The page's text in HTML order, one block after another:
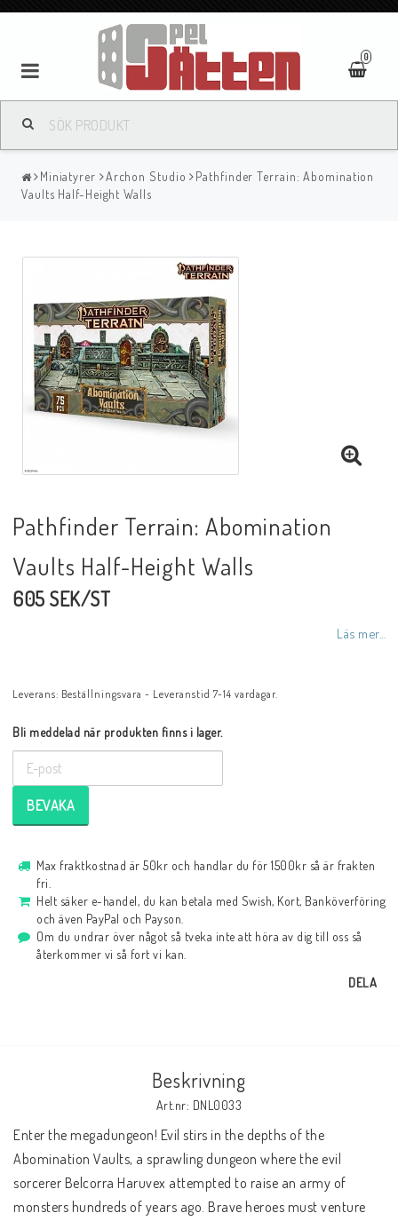
0
Miniatyrer Archon Studio
Pathfinder Terrain: Abomination
Vaults Half-Height Walls
Pathfinder Terrain: Abomination
Vaults Half-Height Walls
605 SEK/ST
Läs mer...
Leverans: Beställningsvara - Leveranstid 7-14 vardagar.
Bli meddelad när produkten finns i lager.
BEVAKA
Max fraktkostnad är 50kr och handlar du för 1500kr så är frakten
fri.
Helt säker e-handel, du kan betala med Swish, Kort, Banköverföring
och även PayPal och Payson.
Om du undrar över något så tveka inte att höra av dig till oss så
återkommer vi så fort vi kan.
DELA
Beskrivning
Art.nr: DNL0033
Enter the megadungeon! Evil stirs in the depths of the
Abomination Vaults, a sprawling dungeon where the evil
sorcerer Belcorra Haruvex attempted to raise an army of
monsters hundreds of years ago. Brave heroes must venture